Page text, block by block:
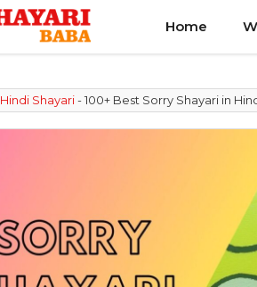
Home
Hindi Shayari-100+ Best Sorry Shayari in